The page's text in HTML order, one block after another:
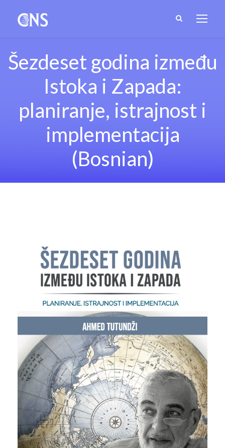
Šezdeset godina između
Istoka i Zapada:
planiranje, istrajnost i
implementacija
(Bosnian)